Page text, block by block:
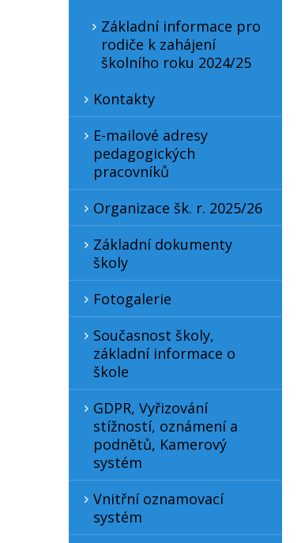
Základní informace pro
rodiče k zahájení
školního roku 2024/25
Kontakty
E-mailové adresy
pedagogických
pracovníků
Organizace šk. r. 2025/26
Základní dokumenty
školy
Fotogalerie
Současnost školy,
základní informace o
škole
GDPR, Vyřizování
stížností, oznámení a
podnětů, Kamerový
systém
Vnitřní oznamovací
systém